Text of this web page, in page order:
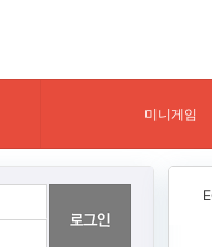
미니게임